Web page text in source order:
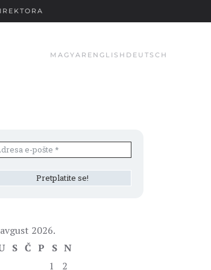
MAGYAR ENGLISH DEUTSCH
avgust 2026.
S Č P S N
1
2